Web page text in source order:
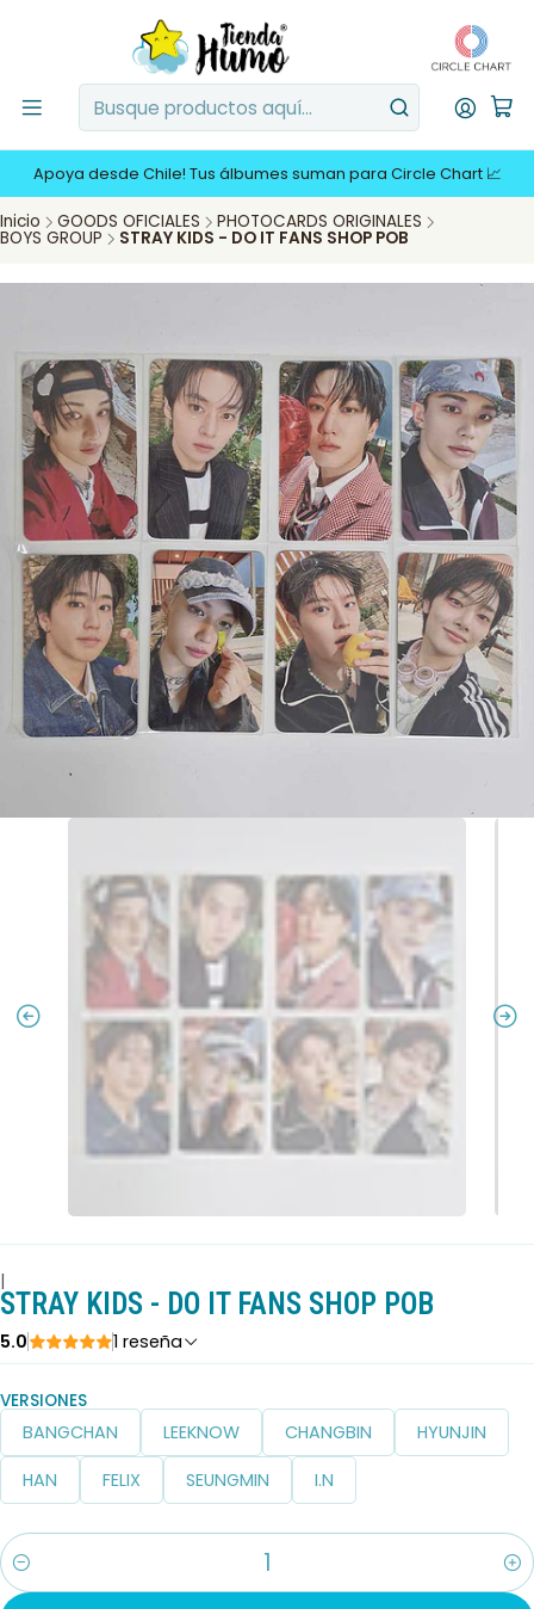
Apoya desde Chile! Tus álbumes suman para Circle Chart 📈
Inicio GOODS OFICIALES PHOTOCARDS ORIGINALES
BOYS GROUP STRAY KIDS - DO IT FANS SHOP POB
|
STRAY KIDS - DO IT FANS SHOP POB
5.0 1 reseña
VERSIONES
BANGCHAN LEEKNOW CHANGBIN
HYUNJIN
HAN
FELIX SEUNGMIN I.N
Cantidad